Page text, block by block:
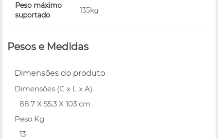
Peso máximo
suportado
135kg
Pesos e Medidas
Dimensões do produto
Dimensões (C x L x A)
88.7 X 55.3 X 103 cm
Peso Kg
13